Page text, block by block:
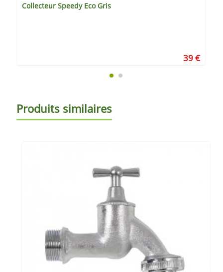
Collecteur Speedy Eco Gris
39 €
Produits similaires